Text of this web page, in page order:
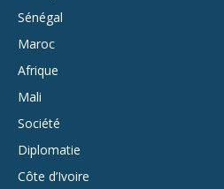
Sénégal
Maroc
Afrique
Mali
Société
Diplomatie
Côte d’Ivoire